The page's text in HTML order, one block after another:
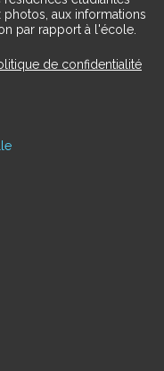
aux informations
par rapport à l'école.
de confidentialité